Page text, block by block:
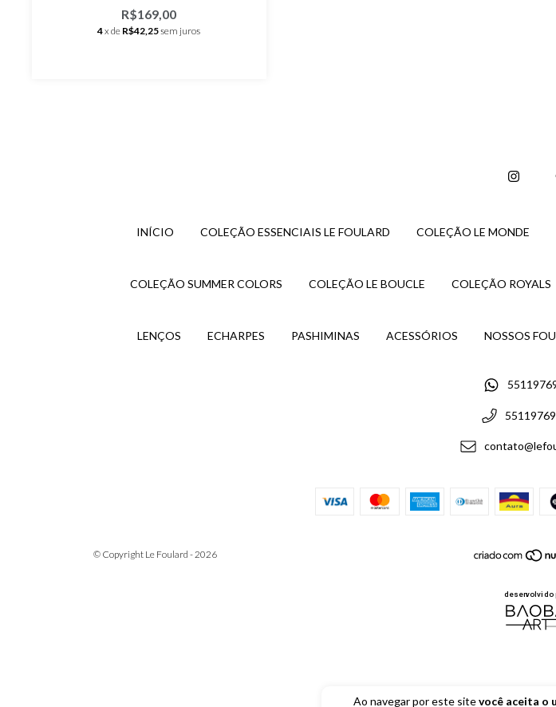
Ao navegar por este sitevocê aceita o
R$169,00
4x de R$42,25sem juros
INÍCIO COLEÇÃO ESSENCIAIS LE FOULARD COLEÇÃO LE MONDE
COLEÇÃO SUMMER COLORS COLEÇÃO LE BOUCLE COLEÇÃO ROYALS
LENÇOS ECHARPES PASHIMINAS ACESSÓRIOS NOSSOS
© Copyright Le Foulard - 2026